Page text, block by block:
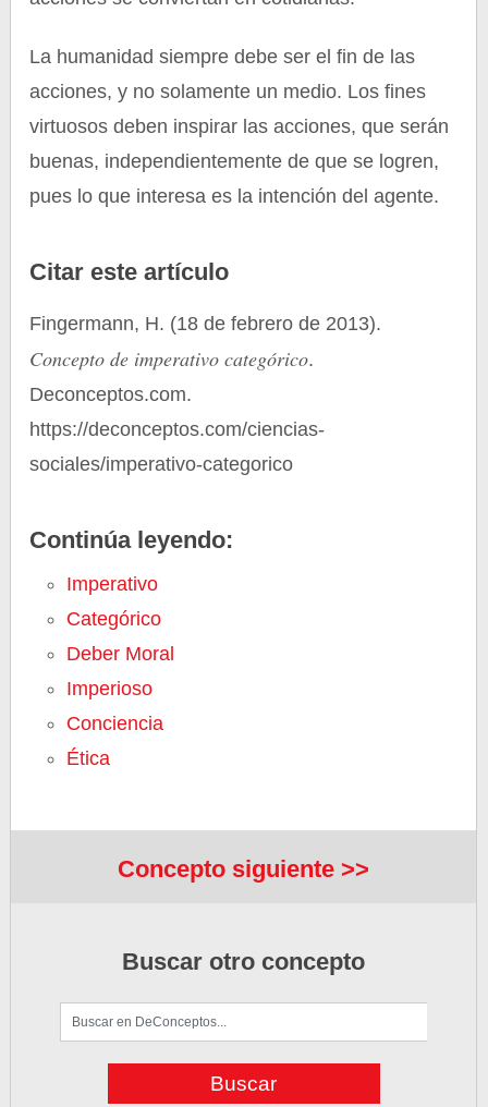
La humanidad siempre debe ser el fin de las
acciones, y no solamente un medio. Los fines
virtuosos deben inspirar las acciones, que serán
buenas, independientemente de que se logren,
pues lo que interesa es la intención del agente.
Citar este artículo
Fingermann, H. (18 de febrero de 2013).
Concepto de imperativo categórico.
Deconceptos.com.
https://deconceptos.com/ciencias-
sociales/imperativo-categorico
Continúa leyendo:
Imperativo
Categórico
Deber Moral
Imperioso
Conciencia
Ética
Concepto siguiente >>
Buscar otro concepto